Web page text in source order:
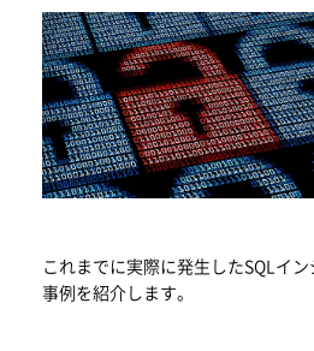
これまでに実際に発生したSQLイ
事例を紹介します。